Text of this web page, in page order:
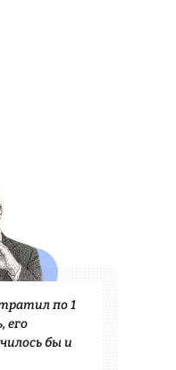
по 1
его
бы и